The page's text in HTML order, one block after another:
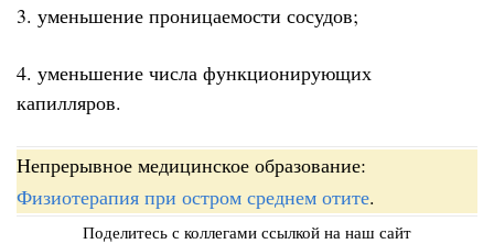
3. уменьшение проницаемости сосудов;
4. уменьшение числа функционирующих
капилляров.
Непрерывное медицинское образование:
Физиотерапия при остром среднем отите.
Поделитесь с коллегами ссылкой на наш сайт